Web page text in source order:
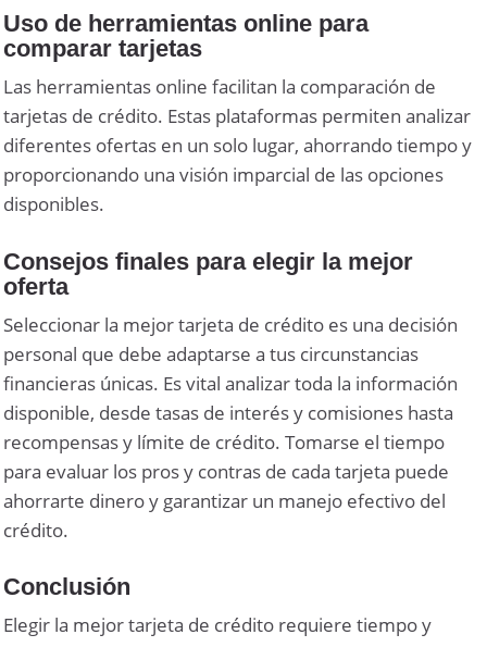
Uso de herramientas online para
comparar tarjetas
Las herramientas online facilitan la comparación de
tarjetas de crédito. Estas plataformas permiten analizar
diferentes ofertas en un solo lugar, ahorrando tiempo y
proporcionando una visión imparcial de las opciones
disponibles.
Consejos finales para elegir la mejor
oferta
Seleccionar la mejor tarjeta de crédito es una decisión
personal que debe adaptarse a tus circunstancias
financieras únicas. Es vital analizar toda la información
disponible, desde tasas de interés y comisiones hasta
recompensas y límite de crédito. Tomarse el tiempo
para evaluar los pros y contras de cada tarjeta puede
ahorrarte dinero y garantizar un manejo efectivo del
crédito.
Conclusión
Elegir la mejor tarjeta de crédito requiere tiempo y